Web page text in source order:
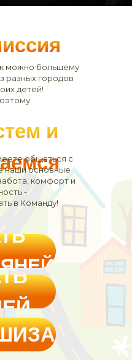
можно большему
разных городов
детей!
и
общаться с
наши основные
комфорт и
-
в Команду!